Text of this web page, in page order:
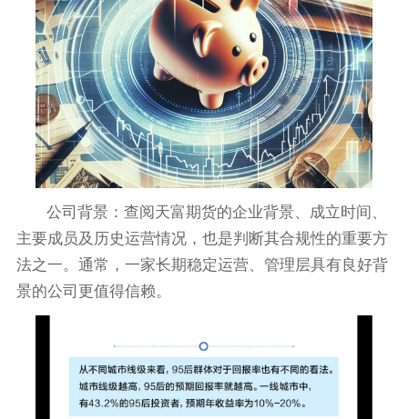
公司背景：查阅天富期货的企业背景、成立时间、
主要成员及历史运营情况，也是判断其合规性的重要方
法之一。通常，一家长期稳定运营、管理层具有良好背
景的公司更值得信赖。